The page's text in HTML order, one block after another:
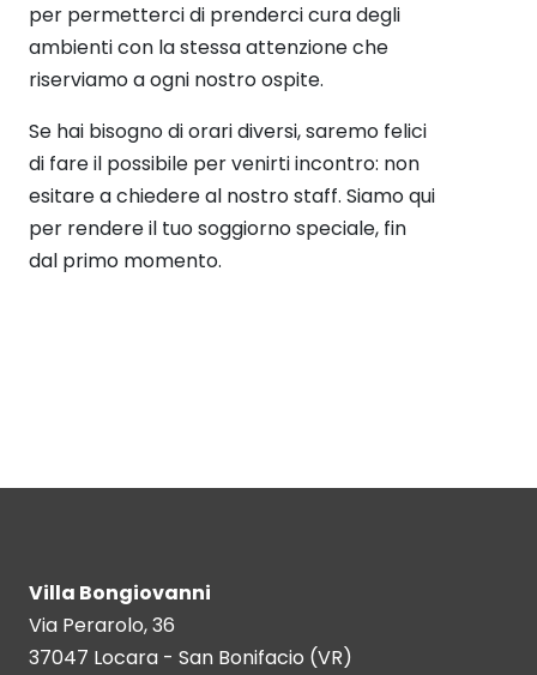
per permetterci di prenderci cura degli
ambienti con la stessa attenzione che
riserviamo a ogni nostro ospite.
Se hai bisogno di orari diversi, saremo felici
di fare il possibile per venirti incontro: non
esitare a chiedere al nostro staff. Siamo qui
per rendere il tuo soggiorno speciale, fin
dal primo momento.
Villa Bongiovanni
Via Perarolo, 36
37047 Locara - San Bonifacio (VR)